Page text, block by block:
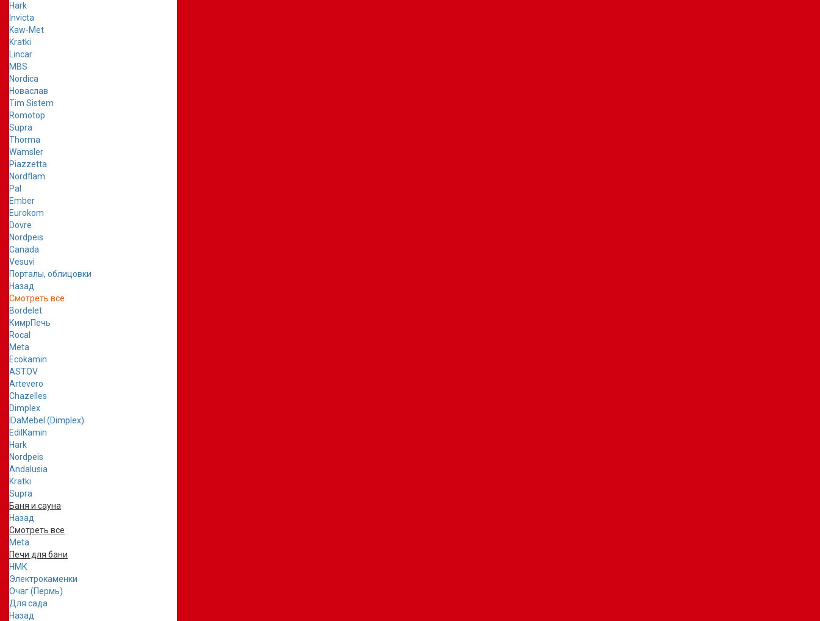
Hark
Invicta
Kaw-Met
Kratki
Lincar
MBS
Nordica
Новаслав
Tim Sistem
Romotop
Supra
Thorma
Wamsler
Piazzetta
Nordflam
Pal
Ember
Eurokom
Dovre
Nordpeis
Canada
Vesuvi
Порталы, облицовки
Назад
Смотреть все
Bordelet
КимрПечь
Rocal
Meta
Ecokamin
ASTOV
Artevero
Chazelles
Dimplex
IDaMebel (Dimplex)
EdilKamin
Hark
Nordpeis
Andalusia
Kratki
Supra
Баня и сауна
Назад
Смотреть все
Meta
Печи для бани
НМК
Электрокаменки
Очаг (Пермь)
Для сада
Назад